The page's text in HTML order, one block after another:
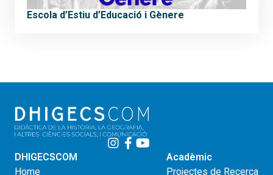
Escola d’Estiu d’Educació i Gènere
DHIGECSCOM
Home
Acadèmic
Projectes de Recerca